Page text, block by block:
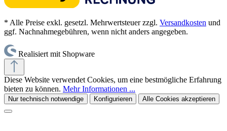
* Alle Preise exkl. gesetzl. Mehrwertsteuer zzgl. Versandkosten und
ggf. Nachnahmegebühren, wenn nicht anders angegeben.
Realisiert mit Shopware
Diese Website verwendet Cookies, um eine bestmögliche Erfahrung
bieten zu können. Mehr Informationen ...
Nur technisch notwendige Konfigurieren Alle Cookies akzeptieren